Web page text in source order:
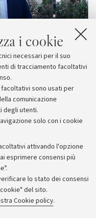
i cookie
necessari per il suo
di tracciamento facoltativi
sono usati per
comunicazione
degli utenti.
solo con i cookie
attivando l'opzione
esprimere consensi più
lo stato dei consensi
del sito.
Cookie policy.